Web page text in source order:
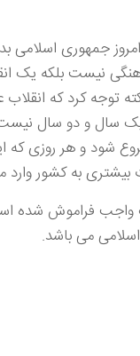
جمهوری اسلامی
نیست بلکه یک
توجه کرد که
سال و دو سال نیست
شود و هر روزی که
به کشور وارد
واجب فراموش شده
می باشد.